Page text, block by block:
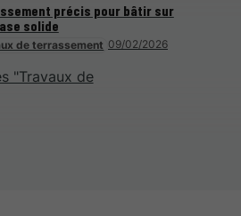
de terrassement 09/02/2026
précis pour bâtir sur
solide
"Travaux de